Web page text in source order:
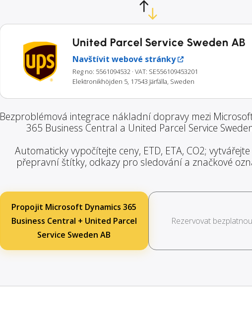
United Parcel Service Sweden AB
Navštívit webové stránky
Reg no: 5561094532 · VAT: SE556109453201
Elektronikhöjden 5, 17543 Järfälla, Sweden
Bezproblémová integrace nákladní dopravy mezi
365 Business Central a United Parcel Service
Automaticky vypočítejte ceny, ETD, ETA, CO2; vytvářejte
přepravní štítky, odkazy pro sledování a značkové
Propojit Microsoft Dynamics 365
Business Central + United Parcel
Service Sweden AB
Rezervovat